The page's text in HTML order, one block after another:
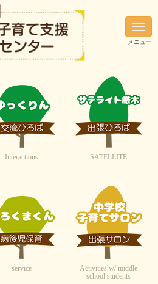
N
a
v
i
o
メニュー
Interactions SATELLITE
service
Activities w/ middle
school students